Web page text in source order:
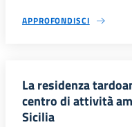
APPROFONDISCI
La residenza
centro di attività
Sicilia